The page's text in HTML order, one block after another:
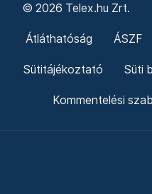
© 2026 Telex.hu Zrt.
Átláthatóság ÁSZF
Sütitájékoztató Süti
Kommentelési